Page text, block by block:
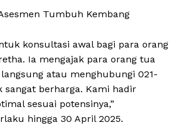
Tumbuh Kembang
konsultasi awal bagi para orang
Ia mengajak para orang tua
atau menghubungi 021-
sangat berharga. Kami hadir
sesuai potensinya,”
hingga 30 April 2025.